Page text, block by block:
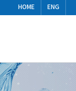
HOME ENG